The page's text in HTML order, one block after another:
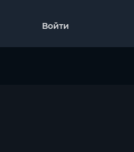
Войти